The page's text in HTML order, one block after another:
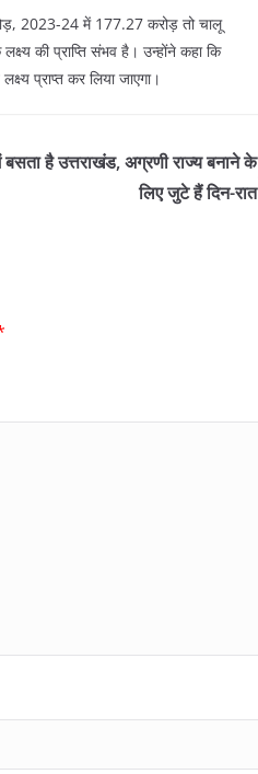
2023-24 में 177.27 करोड़ तो चालू
लक्ष्य की प्राप्ति संभव है। उन्होंने कहा कि
प्राप्त कर लिया जाएगा।
बसता है उत्तराखंड, अग्रणी राज्य बनाने के
लिए जुटे हैं दिन-रात